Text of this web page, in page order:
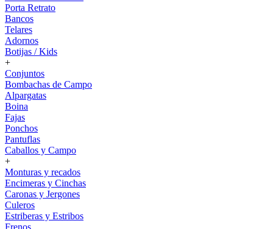
Porta Retrato
Bancos
Telares
Adornos
Botijas / Kids
+
Conjuntos
Bombachas de Campo
Alpargatas
Boina
Fajas
Ponchos
Pantuflas
Caballos y Campo
+
Monturas y recados
Encimeras y Cinchas
Caronas y Jergones
Culeros
Estriberas y Estribos
Frenos